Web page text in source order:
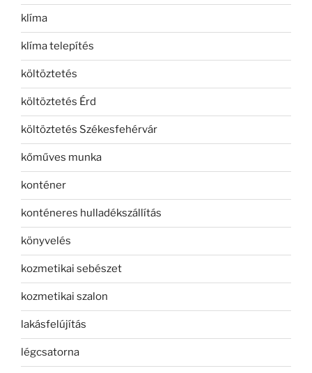
klíma
klíma telepítés
költöztetés
költöztetés Érd
költöztetés Székesfehérvár
kőműves munka
konténer
konténeres hulladékszállítás
könyvelés
kozmetikai sebészet
kozmetikai szalon
lakásfelújítás
légcsatorna